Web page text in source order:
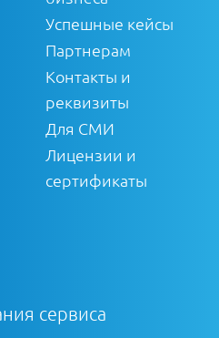
Успешные кейсы
Партнерам
Контакты и
реквизиты
Для СМИ
Лицензии и
сертификаты
сервиса